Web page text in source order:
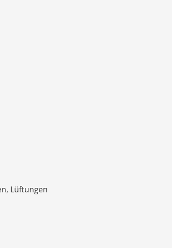
Lüftungen